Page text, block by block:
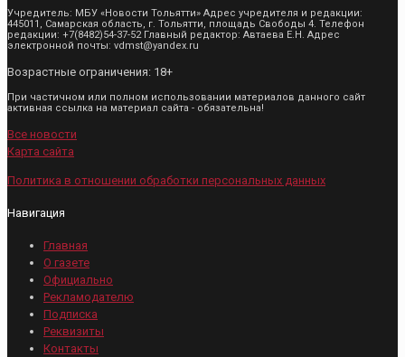
Учредитель: МБУ «Новости Тольятти» Адрес учредителя и редакции:
445011, Самарская область, г. Тольятти, площадь Свободы 4. Телефон
редакции: +7(8482)54-37-52 Главный редактор: Автаева Е.Н. Адрес
электронной почты: vdmst@yandex.ru
Возрастные ограничения: 18+
При частичном или полном использовании материалов данного сайт
активная ссылка на материал сайта - обязательна!
Все новости
Карта сайта
Политика в отношении обработки персональных данных
Навигация
Главная
О газете
Официально
Рекламодателю
Подписка
Реквизиты
Контакты